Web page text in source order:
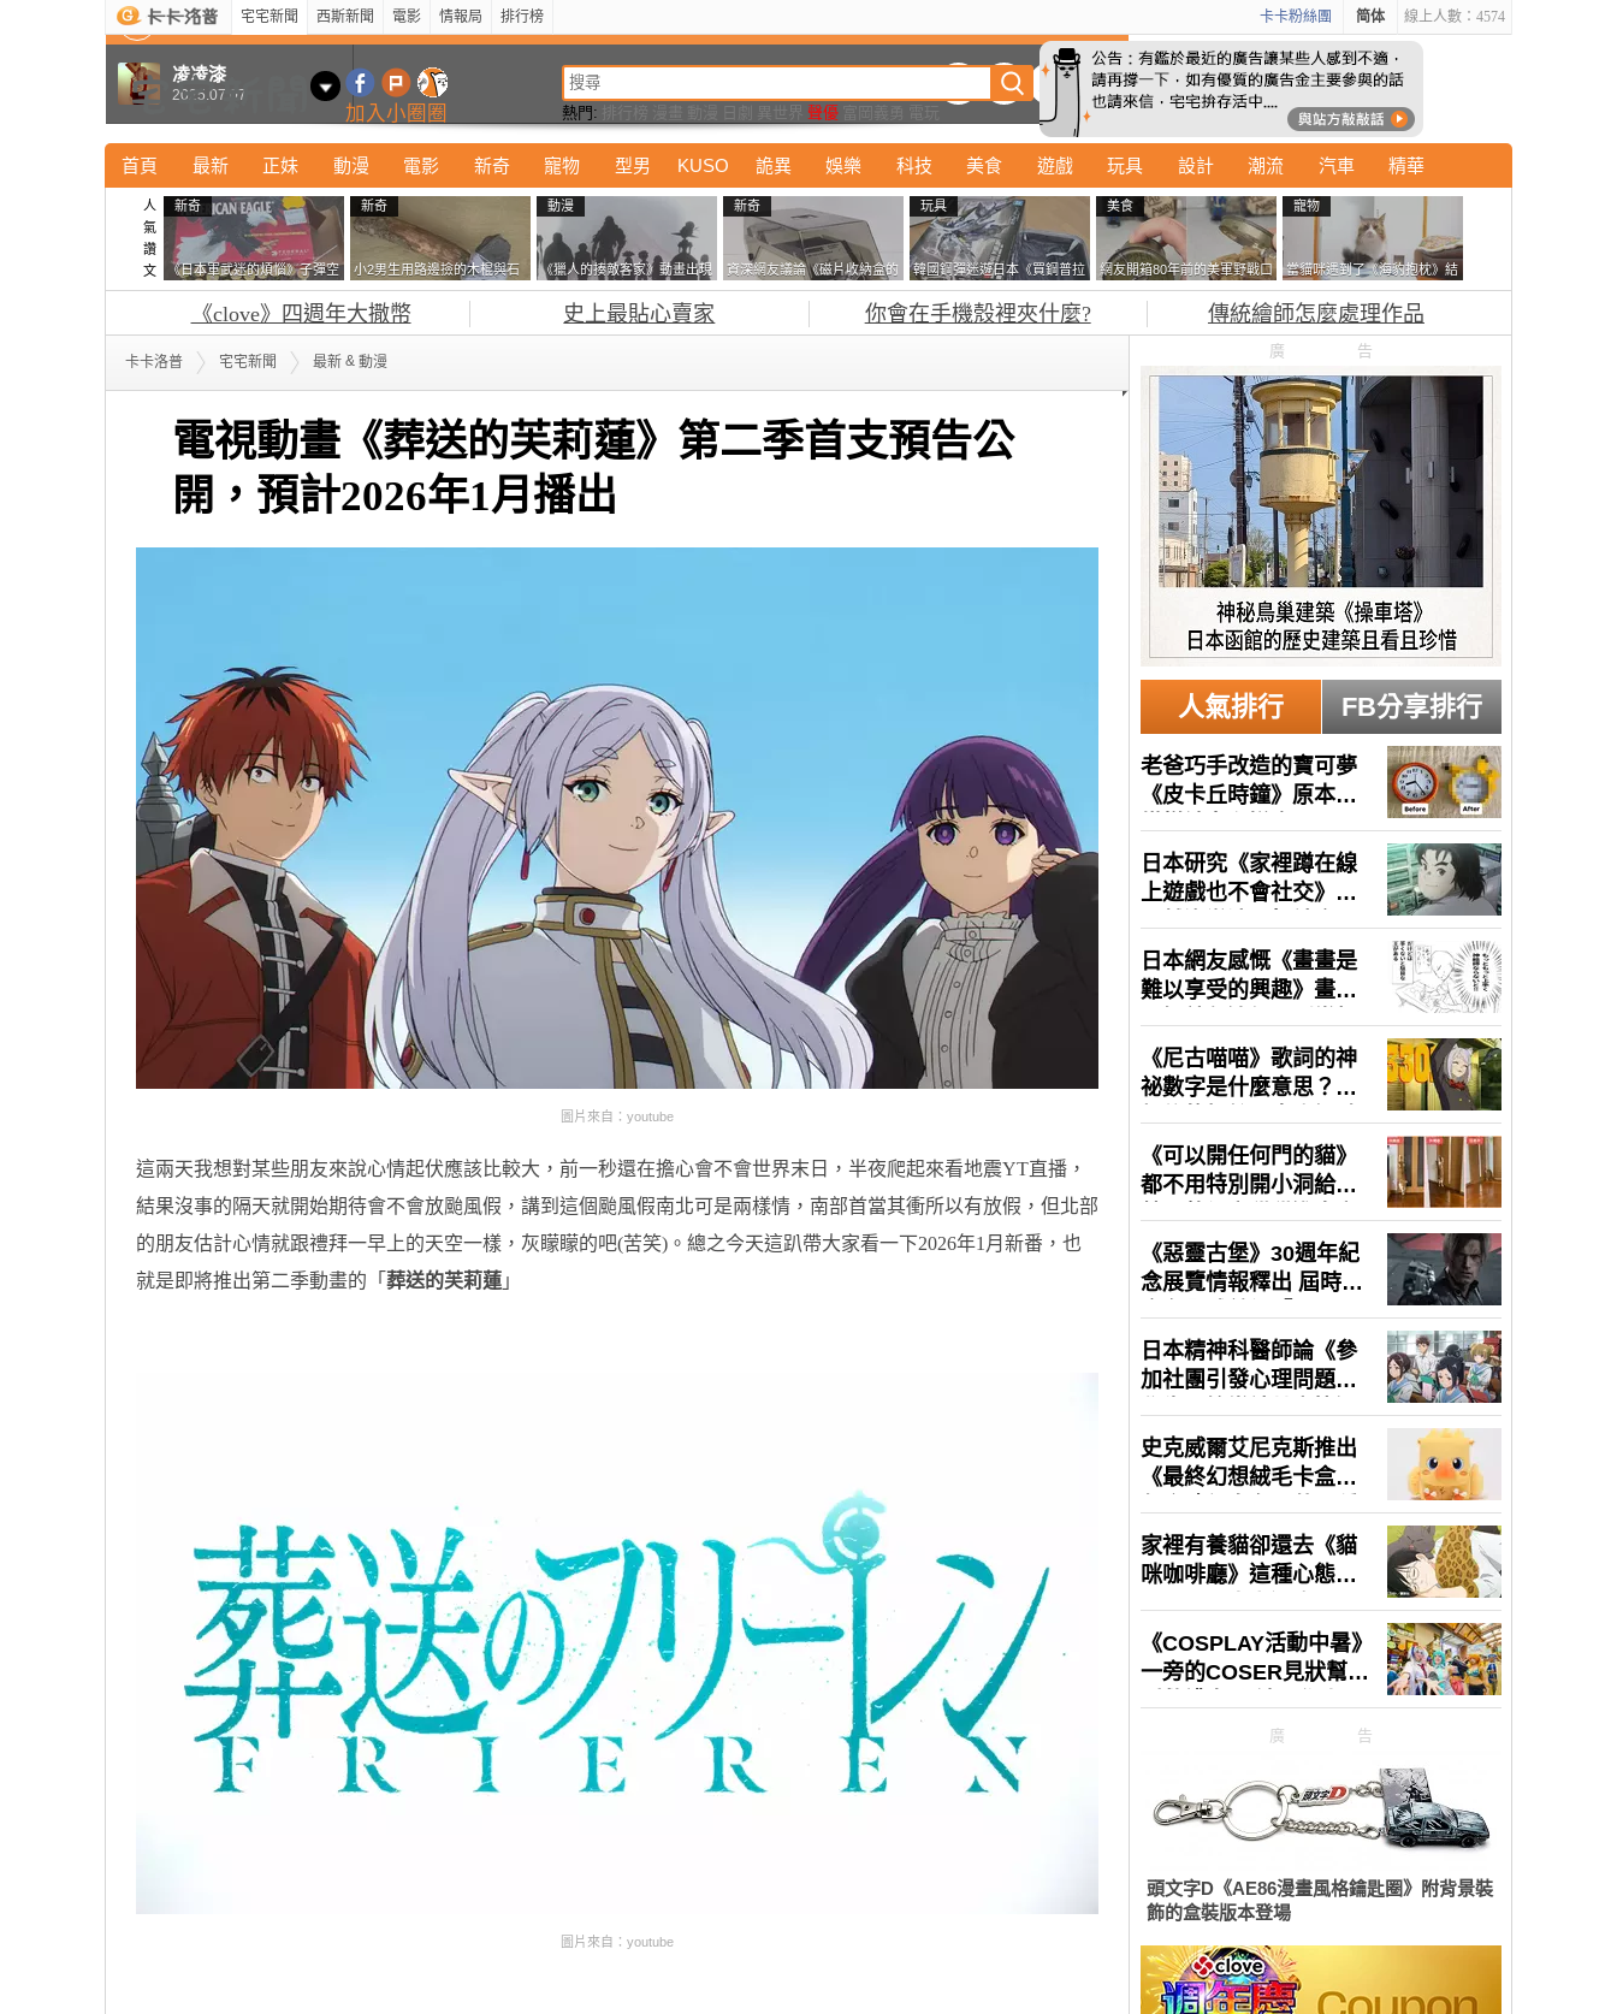
宅宅新聞 西斯新聞 電影 情報局 排行榜 線上人數：4574
简体
卡卡粉絲團
加入小圈圈 熱門: 聲優
首頁 最新 正妹 動漫 電影 新奇 寵物 型男 KUSO 詭異 娛樂 科技 美食 遊戲 玩具 設計 潮流 汽車 精華
人
氣
讚
文
新奇
《日本軍武迷的煩惱》子彈空
盒在日本超級貴 美國網友直
接一大箱寄給他了
新奇
小2男生用路邊撿的木棍與石
頭做成了《石斧》馬麻打開書
包嚇一跳怎麼會有這種東
西！？
動漫
《獵人的揍敵客家》動畫出現
的這個剪影是誰？你是不是忘
記還有這號人物了
新奇
資深網友議論《磁片收納盒的
鎖有什麼用》想偷的話整盒拿
玩具
韓國鋼彈迷遊日本《買鋼普拉
塞不進行李箱》網友們集思廣
益提供解方了……
美食
網友開箱80年前的美軍野戰口
糧 罐頭本身保存良好，但裡
寵物
當貓咪遇到了《海豹抱枕》結
果玩了10天後，海豹一整個走
鐘笑翻網友
《clove》四週年大撒幣 史上最貼心賣家 你會在手機殼裡夾什麼? 傳統繪師怎麼處理作品
卡卡洛普 宅宅新聞 最新 & 動漫
電視動畫《葬送的芙莉蓮》第二季首支預告公
開，預計2026年1月播出
最新 新奇 正妹 寵物 型男 Kuso 科技 動漫
凌凌漆
2025.07.07
圖片來自：youtube
這兩天我想對某些朋友來說心情起伏應該比較大，前一秒還在擔心會不會世界末日，半夜爬起來看地震YT直播，
結果沒事的隔天就開始期待會不會放颱風假，講到這個颱風假南北可是兩樣情，南部首當其衝所以有放假，但北部
的朋友估計心情就跟禮拜一早上的天空一樣，灰矇矇的吧(苦笑)。總之今天這趴帶大家看一下2026年1月新番，也
就是即將推出第二季動畫的「 葬送的芙莉蓮 」
圖片來自：youtube
廣告
人氣排行 FB分享排行
廣告
頭文字D《AE86漫畫風格鑰匙圈》附背景裝
飾的盒裝版本登場